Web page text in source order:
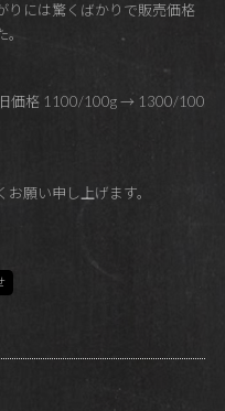
りには驚くばかりで販売価格
価格 1100/100g → 1300/100
願い申し上げます。